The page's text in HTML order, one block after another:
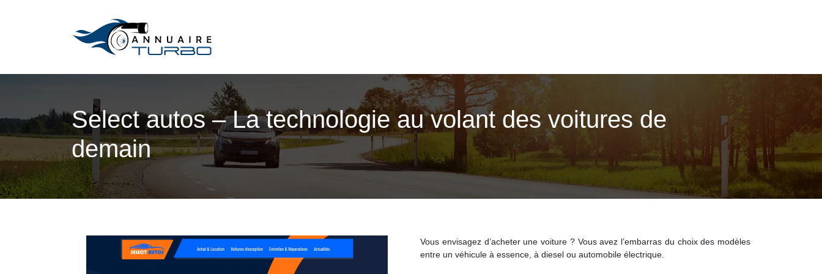
Select autos – La technologie au volant des voitures de
demain
Vous envisagez d’acheter une voiture ? Vous avez l’embarras du choix des modèles
entre un véhicule à essence, à diesel ou automobile électrique.